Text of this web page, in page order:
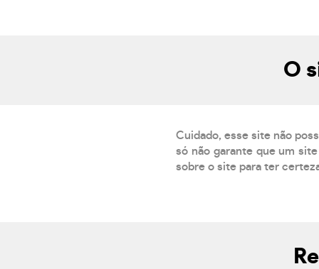
O
Cuidado, esse site não
só não garante que um
sobre o site para ter